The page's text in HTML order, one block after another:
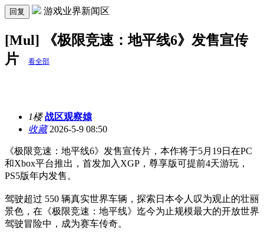
回复 游戏业界新闻区
[Mul] 《极限竞速：地平线6》发售宣传
片
看全部
1楼 战区观察媴
收藏2026-5-9 08:50
《极限竞速：地平线6》发售宣传片，本作将于5月19日在PC
和Xbox平台推出，首发加入XGP，尊享版可提前4天游玩，
PS5版年内发售。
驾驶超过 550 辆真实世界车辆，探索日本令人叹为观止的壮丽
景色，在《极限竞速：地平线》迄今为止规模最大的开放世界
驾驶冒险中，成为赛车传奇。